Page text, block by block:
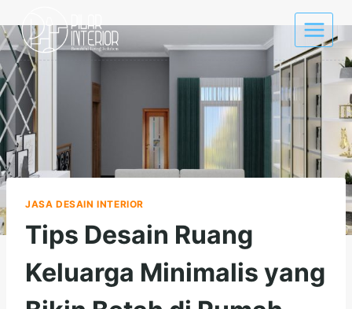
to
content
JASA DESAIN INTERIOR
Tips Desain Ruang
Keluarga Minimalis yang